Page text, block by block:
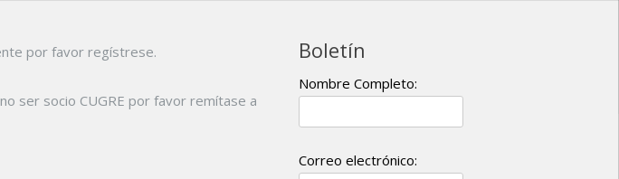
por favor regístrese.
ser socio CUGRE por favor remítase a
Boletín
Nombre Completo:
Correo electrónico: